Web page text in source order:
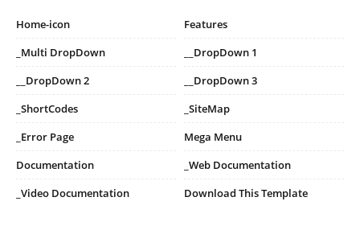
Home-icon
Features
_Multi DropDown
__DropDown 1
__DropDown 2
__DropDown 3
_ShortCodes
_SiteMap
_Error Page
Mega Menu
Documentation
_Web Documentation
_Video Documentation
Download This Template